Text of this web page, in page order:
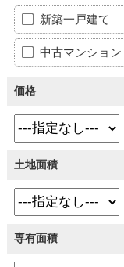
新築一戸建て
中古マンション
価格
土地面積
専有面積